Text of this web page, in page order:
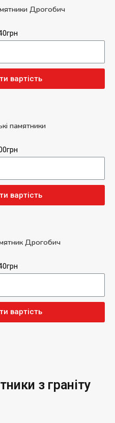
вартість
вартість
вартість
з граніту